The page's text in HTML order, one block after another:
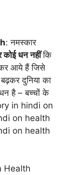
: नमस्कार
कोई धन नहींकि
आये हैं जिसे
दुनिया का
है – बच्चों के
in hindi on
on health
on health